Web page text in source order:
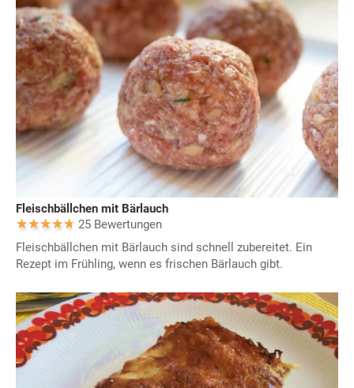
Fleischbällchen mit Bärlauch
25 Bewertungen
Fleischbällchen mit Bärlauch sind schnell zubereitet. Ein
Rezept im Frühling, wenn es frischen Bärlauch gibt.